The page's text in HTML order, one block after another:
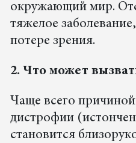
окружающий мир.
тяжелое
потере зрения.
2. Что может
Чаще всего
дистрофии
становится